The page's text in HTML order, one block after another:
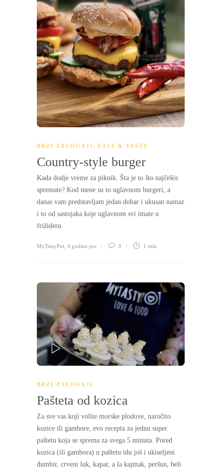
BRZI ZALOGAJI, FAST & TASTY
Country-style burger
Kada dodje vreme za piknik. Šta je to što najčešće
spremate? Kod mene su to uglavnom burgeri, a
danas vam predstavljam jedan dobar i ukusan namaz
i to od sastojaka koje uglavnom svi imate u
frižideru.
MyTastyPot, 4 godine pre 0 1 min
PLAY
BRZI ZALOGAJI
Pašteta od kozica
Za sve vas koji volite morske plodove, naročito
kozice ili gambore, evo recepta za jednu super
paštetu koja se sprema za svega 5 minuta. Pored
kozica (ili gambora) u paštetu idu još i ukiseljeni
đumbir, crveni luk, kapar, a la kajmak, peršun, beli